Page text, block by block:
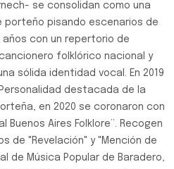
se consolidan como una
porteño pisando escenarios de
con un repertorio de
folklórico nacional y
sólida identidad vocal. En 2019
destacada de la
en 2020 se coronaron con
Buenos Aires Folklore”. Recogen
de "Revelación" y "Mención de
de Música Popular de Baradero,